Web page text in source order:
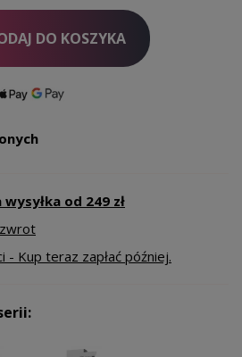
DO KOSZYKA
od 249 zł
- Kup teraz zapłać później.